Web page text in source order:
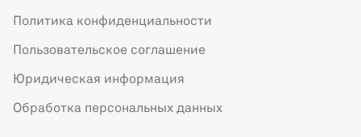
Политика конфиденциальности
Пользовательское соглашение
Юридическая информация
Обработка персональных данных